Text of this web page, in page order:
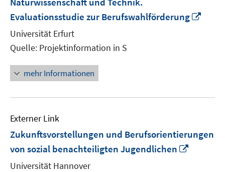
Evaluationsstudie zur Berufswahlförderung
Universität Erfurt
Quelle: Projektinformation in S
mehr Informationen
Externer Link
Zukunftsvorstellungen und Berufsorientierungen
von sozial benachteiligten Jugendlichen
Universität Hannover